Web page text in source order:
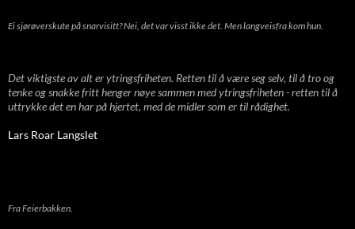
Ei sjørøverskute på snarvisitt? Nei, det var visst ikke det. Men langveisfra kom hun.
Det viktigste av alt er ytringsfriheten. Retten til å være seg selv, til å tro og
tenke og snakke fritt henger nøye sammen med ytringsfriheten - retten til å
uttrykke det en har på hjertet, med de midler som er til rådighet.
Lars Roar Langslet
Fra Feierbakken.